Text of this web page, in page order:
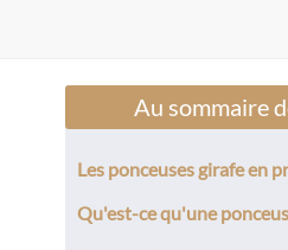
Au sommaire
Les ponceuses girafe en
Qu'est-ce qu'une